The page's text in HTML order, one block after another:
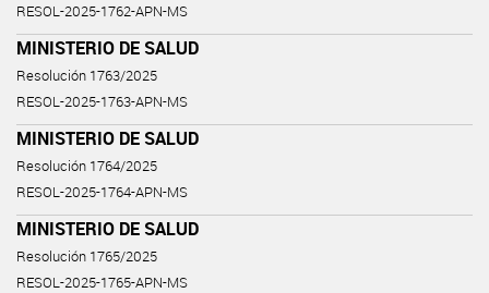
RESOL-2025-1762-APN-MS
MINISTERIO DE SALUD
Resolución 1763/2025
RESOL-2025-1763-APN-MS
MINISTERIO DE SALUD
Resolución 1764/2025
RESOL-2025-1764-APN-MS
MINISTERIO DE SALUD
Resolución 1765/2025
RESOL-2025-1765-APN-MS